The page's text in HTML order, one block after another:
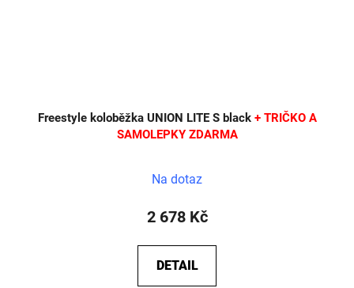
Freestyle koloběžka UNION LITE S black + TRIČKO A
SAMOLEPKY ZDARMA
Na dotaz
2 678 Kč
DETAIL